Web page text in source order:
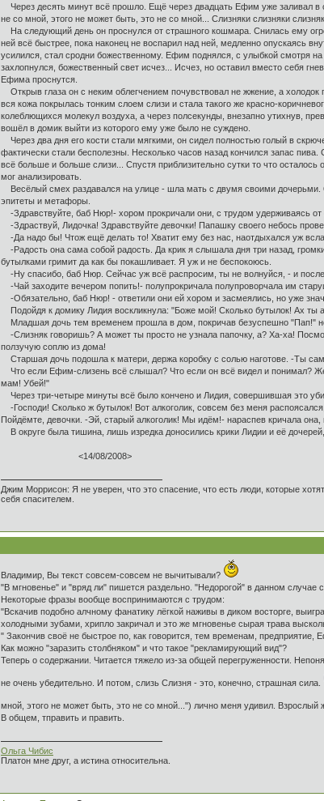
Через десять минут всё прошло. Ещё через двадцать Ефим уже заливал в
не со мной, этого не может быть, это не со мной... Слизняки слизняки
На следующий день он проснулся от страшного кошмара. Снилась ему
ней всё быстрее, пока наконец не воспарил над ней, медленно опускаясь
усилился, стал сродни божественному. Ефим поднялся, с улыбкой смотря
захлопнулся, божественный свет исчез... Исчез, но оставил вместо себя
Ефима проснутся.
Открыв глаза он с неким облегчением почувствовал не жжение, а
вся кожа покрылась тонким слоем слизи и стала такого же красно-
колеблющихся молекул воздуха, а через полсекунды, внезапно утихнув,
вошёл в домик выйти из которого ему уже было не суждено.
Через два дня его кости стали мягкими, он сидел полностью голый в
фактически стали бесполезны. Несколько часов назад кончился запас
всё больше и больше слизи... Спустя приблизительно сутки то что
мог анализировать.
Весёлый смех раздавался на улице - шла мать с двумя своими дочерьми.
эпитеты и метафоры.
-Здравствуйте, баб Нюр!- хором прокричали они, с трудом удерживаясь
-Здраствуй, Лидочка! Здравствуйте девочки! Папашку своего небось
-Да надо бы! Чтож ещё делать то! Хватит ему без нас, наотдыхался уж
-Радость она сама собой радость. Да крик я слышала дня три назад,
бутылками гримит да как бы покашливает. Я уж и не беспокоюсь.
-Ну спасибо, баб Нюр. Сейчас уж всё распросим, ты не волнуйся, - и после
-Чай заходите вечером попить!- полупрокричала полупроворчала им
-Обязательно, баб Нюр! - ответили они ей хором и засмеялись, но уже
Подойдя к домику Лидия воскликнула: "Боже мой! Сколько бутылок! Ах ты
Младшая дочь тем временем прошла в дом, покричав безуспешно "Пап!"
-Слизняк говоришь? А может ты просто не узнала папочку, а? Ха-ха!
ползучую соплю из дома!
Старшая дочь подошла к матери, держа коробку с солью наготове. -Ты
Что если Ефим-слизень всё слышал? Что если он всё видел и понимал?
мам! Убей!"
Через три-четыре минуты всё было кончено и Лидия, совершившая это
-Господи! Сколько ж бутылок! Вот алкоголик, совсем без меня
Пойдёмте, девочки. -Эй, старый алкоголик! Мы идём!- нараспев кричала
В округе была тишина, лишь изредка доносились крики Лидии и её
<14/08/2008>
Джим Моррисон: Я не уверен, что это спасение, что есть люди, которые
себя спасителем.
Владимир, Вы текст совсем-совсем не вычитывали?
"В мгновенье" и "вряд ли" пишется раздельно. "Недорогой" в данном случае
Некоторые фразы вообще воспринимаются с трудом:
"Вскачив подобно алчному фанатику лёгкой наживы в диком восторге,
холодными зубами, хрипло закричал и это же мгновенье сырая трава
" Закончив своё не быстрое по, как говорится, тем временам, предприятие,
Как можно "заразить столбняком" и что такое "рекламирующий вид"?
Теперь о содержании. Читается тяжело из-за общей перегруженности.
не очень убедительно. И потом, слизь Слизня - это, конечно, страшная сила.
мной, этого не может быть, это не со мной...") лично меня удивил.
В общем, тправить и править.
Ольга Чибис
Платон мне друг, а истина относительна.